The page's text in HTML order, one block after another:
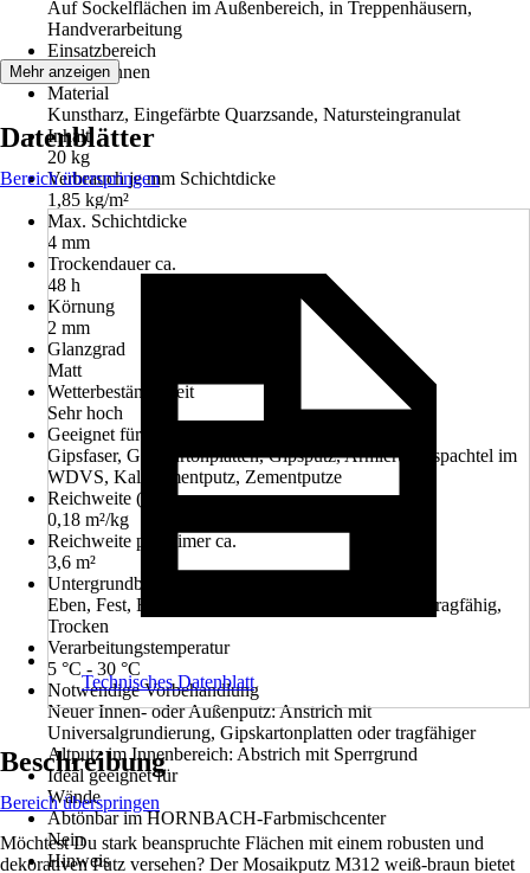
Auf Sockelflächen im Außenbereich, in Treppenhäusern,
Handverarbeitung
Einsatzbereich
Außen, Innen
Material
Kunstharz, Eingefärbte Quarzsande, Natursteingranulat
Inhalt
20 kg
Verbrauch je mm Schichtdicke
1,85 kg/m²
Max. Schichtdicke
4 mm
Trockendauer ca.
48 h
Körnung
2 mm
Glanzgrad
Matt
Wetterbeständigkeit
Sehr hoch
Geeignet für Untergrund
Gipsfaser, Gipskartonplatten, Gipsputz, Armierungsspachtel im
WDVS, Kalkzementputz, Zementputze
Reichweite (ca.)
0,18 m²/kg
Reichweite pro Eimer ca.
3,6 m²
Untergrundbeschaffenheit
Eben, Fest, Frei von haftungsmindernden Stoffen, Tragfähig,
Trocken
Verarbeitungstemperatur
5 °C - 30 °C
Notwendige Vorbehandlung
Neuer Innen- oder Außenputz: Anstrich mit
Universalgrundierung, Gipskartonplatten oder tragfähiger
Altputz im Innenbereich: Abstrich mit Sperrgrund
Ideal geeignet für
Wände
Abtönbar im HORNBACH-Farbmischcenter
Nein
Hinweis
Mehr anzeigen
Datenblätter
Bereich überspringen
Technisches Datenblatt
Beschreibung
Bereich überspringen
Möchtest Du stark beanspruchte Flächen mit einem robusten und
dekorativen Putz versehen? Der Mosaikputz M312 weiß-braun bietet